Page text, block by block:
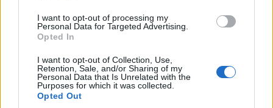
I want to opt-out of processing my
Personal Data for Targeted Advertising.
Opted In
I want to opt-out of Collection, Use,
Retention, Sale, and/or Sharing of my
Personal Data that Is Unrelated with the
Purposes for which it was collected.
Opted Out
17.Τον Πολιτιστικό σύλλογο «ΚΟΖΙΑΝΗ» που
προσέφερε το ποσό των 300€ σε κρεοπωλείο
συσσιτίου.
18.Το Δ.Σ. του τμήματος «ΙΩΑΝΝΗΣ ΤΡΑΝΤΑΣ